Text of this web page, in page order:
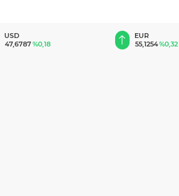
EUR
55,1254%0,32
GBP
64,3468%0,38